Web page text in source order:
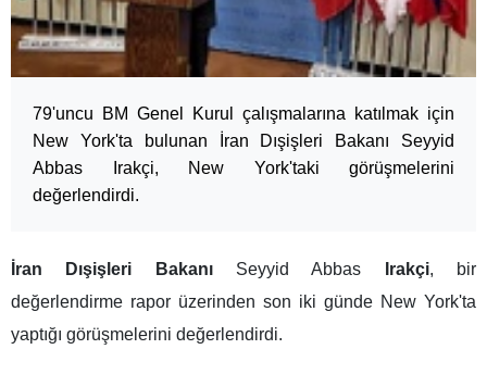
79'uncu BM Genel Kurul çalışmalarına katılmak için
New York'ta bulunan İran Dışişleri Bakanı Seyyid
Abbas Irakçi, New York'taki görüşmelerini
değerlendirdi.
İran Dışişleri BakanıSeyyid Abbas Irakçi, bir
değerlendirme rapor üzerinden son iki günde New York'ta
yaptığı görüşmelerini değerlendirdi.